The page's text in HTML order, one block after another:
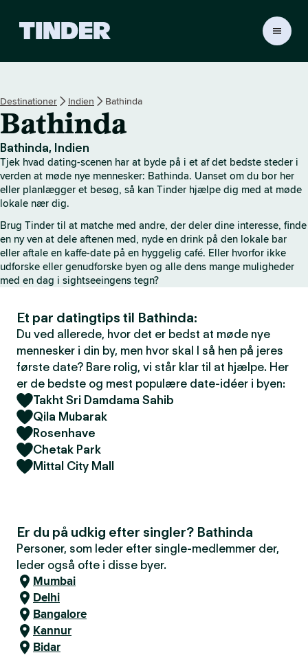
r
s
s
a
r
t
d
e
Destinationer Indien Bathinda
Bathinda
Bathinda, Indien
Tjek hvad dating-scenen har at byde på i et af det bedste steder i
verden at møde nye mennesker: Bathinda. Uanset om du bor her
eller planlægger et besøg, så kan Tinder hjælpe dig med at møde
lokale nær dig.
Brug Tinder til at matche med andre, der deler dine interesse, finde
en ny ven at dele aftenen med, nyde en drink på den lokale bar
eller aftale en kaffe-date på en hyggelig café. Eller hvorfor ikke
udforske eller genudforske byen og alle dens mange muligheder
med en dag i sightseeingens tegn?
Et par datingtips til Bathinda:
Du ved allerede, hvor det er bedst at møde nye
mennesker i din by, men hvor skal I så hen på jeres
første date? Bare rolig, vi står klar til at hjælpe. Her
er de bedste og mest populære date-idéer i byen:
Takht Sri Damdama Sahib
Qila Mubarak
Rosenhave
Chetak Park
Mittal City Mall
Er du på udkig efter singler? Bathinda
Personer, som leder efter single-medlemmer der,
leder også ofte i disse byer.
Mumbai
Delhi
Bangalore
Kannur
Bidar